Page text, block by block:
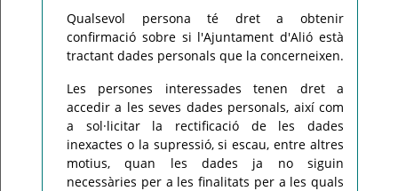
Qualsevol persona té dret a obtenir
confirmació sobre si l'Ajuntament d'Alió està
tractant dades personals que la concerneixen.
Les persones interessades tenen dret a
accedir a les seves dades personals, així com
a sol·licitar la rectificació de les dades
inexactes o la supressió, si escau, entre altres
motius, quan les dades ja no siguin
necessàries per a les finalitats per a les quals